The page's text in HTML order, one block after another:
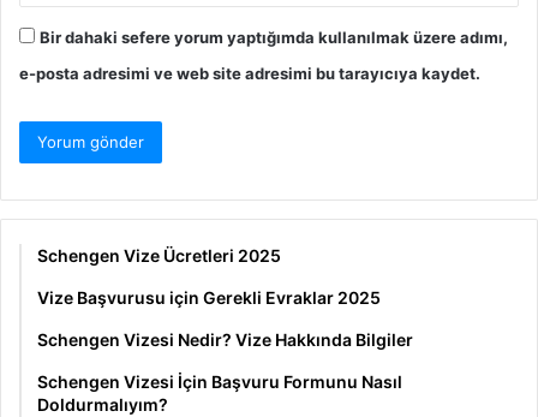
Bir dahaki sefere yorum yaptığımda kullanılmak üzere adımı,
e-posta adresimi ve web site adresimi bu tarayıcıya kaydet.
Schengen Vize Ücretleri 2025
Vize Başvurusu için Gerekli Evraklar 2025
Schengen Vizesi Nedir? Vize Hakkında Bilgiler
Schengen Vizesi İçin Başvuru Formunu Nasıl
Doldurmalıyım?